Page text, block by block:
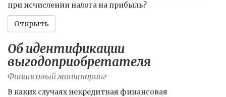
при исчислении налога на прибыль?
Открыть
Об идентификации
выгодоприобретателя
Финансовый мониторинг
В каких случаях некредитная финансовая